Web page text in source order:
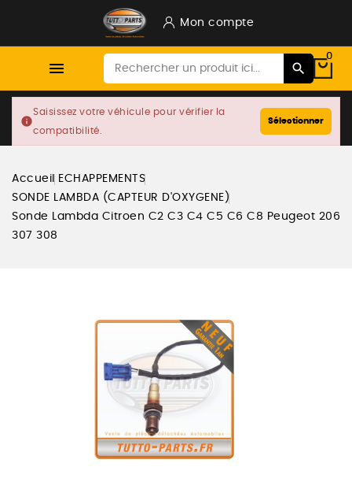
Mon compte

0
info
Saisissez votre véhicule pour vérifier la
compatibilité.
Sélectionner
Accueil
ECHAPPEMENTS
SONDE LAMBDA (CAPTEUR D'OXYGENE)
Sonde Lambda Citroen C2 C3 C4 C5 C6 C8 Peugeot 206
307 308